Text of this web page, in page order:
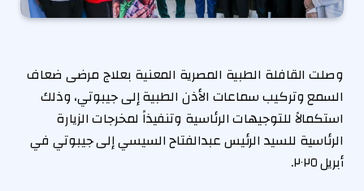
وصلت القافلة الطبية المصرية المعنية بعلاج مرضى ضعاف
السمع وتركيب سماعات الأذن الطبية إلى جيبوتي، وذلك
استكمالاً للتوجيهات الرئاسية وتنفيذاً لمخرجات الزيارة
الرئاسية للسيد الرئيس عبدالفتاح السيسي إلى جيبوتي في
أبريل ٢٠٢٥.